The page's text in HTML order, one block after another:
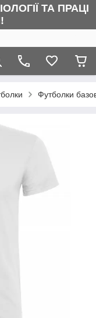
ТА ПРАЦІ
Футболки